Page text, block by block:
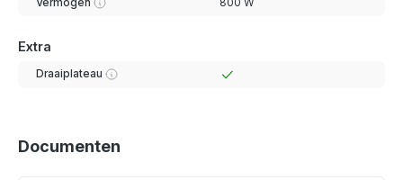
Extra
Draaiplateau
Documenten